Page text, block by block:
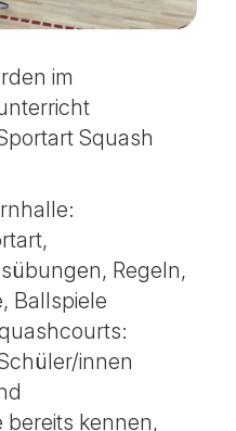
im
Squash
Regeln,
Ballspiele
innen
bereits kennen,